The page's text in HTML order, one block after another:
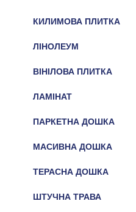
КИЛИМОВА ПЛИТКА
ЛІНОЛЕУМ
ВІНІЛОВА ПЛИТКА
ЛАМІНАТ
ПАРКЕТНА ДОШКА
МАСИВНА ДОШКА
ТЕРАСНА ДОШКА
ШТУЧНА ТРАВА